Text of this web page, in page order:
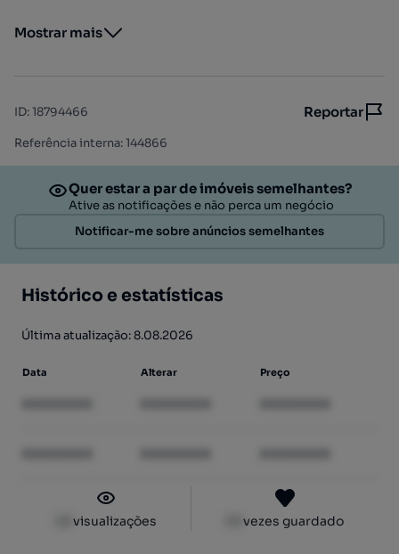
Mostrar mais
ID:18794466 Reportar
Referência interna: 144866
Quer estar a par de imóveis semelhantes?
Ative as notificações e não perca um negócio
Notificar-me sobre anúncios semelhantes
Histórico e estatísticas
Última atualização: 8.08.2026
Data Alterar Preço
visualizações vezes guardado